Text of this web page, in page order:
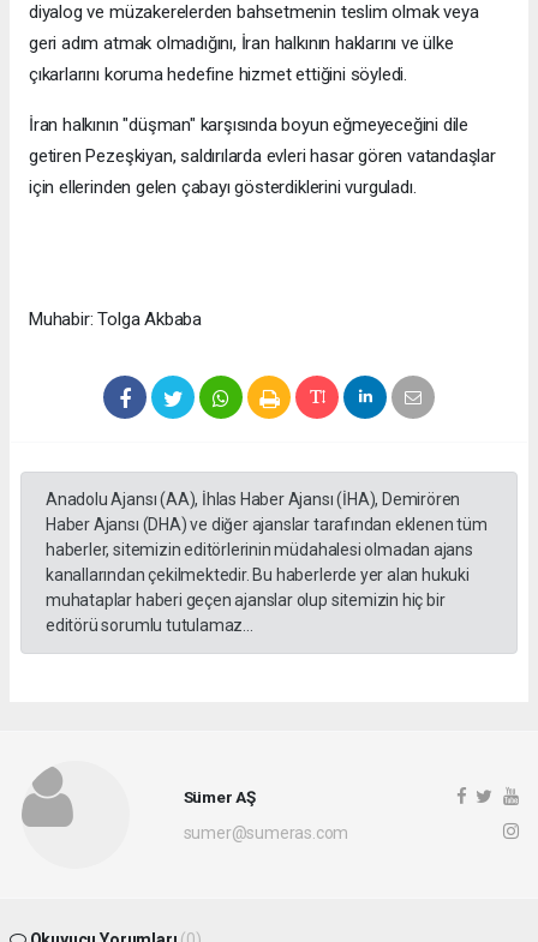
diyalog ve müzakerelerden bahsetmenin teslim olmak veya
geri adım atmak olmadığını, İran halkının haklarını ve ülke
çıkarlarını koruma hedefine hizmet ettiğini söyledi.
İran halkının "düşman" karşısında boyun eğmeyeceğini dile
getiren Pezeşkiyan, saldırılarda evleri hasar gören vatandaşlar
için ellerinden gelen çabayı gösterdiklerini vurguladı.
Muhabir: Tolga Akbaba
Anadolu Ajansı (AA), İhlas Haber Ajansı (İHA), Demirören
Haber Ajansı (DHA) ve diğer ajanslar tarafından eklenen tüm
haberler, sitemizin editörlerinin müdahalesi olmadan ajans
kanallarından çekilmektedir. Bu haberlerde yer alan hukuki
muhataplar haberi geçen ajanslar olup sitemizin hiç bir
editörü sorumlu tutulamaz...
Sümer AŞ
sumer@sumeras.com